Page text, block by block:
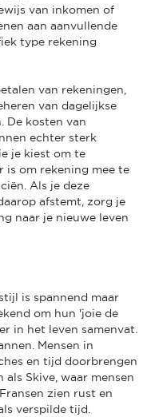
van inkomen of
aan aanvullende
type rekening
van rekeningen,
van dagelijkse
De kosten van
echter sterk
je kiest om te
is om rekening mee te
Als je deze
afstemt, zorg je
naar je nieuwe leven
is spannend maar
om hun 'joie de
in het leven samenvat.
Mensen in
en tijd doorbrengen
Skive, waar mensen
zien rust en
verspilde tijd.